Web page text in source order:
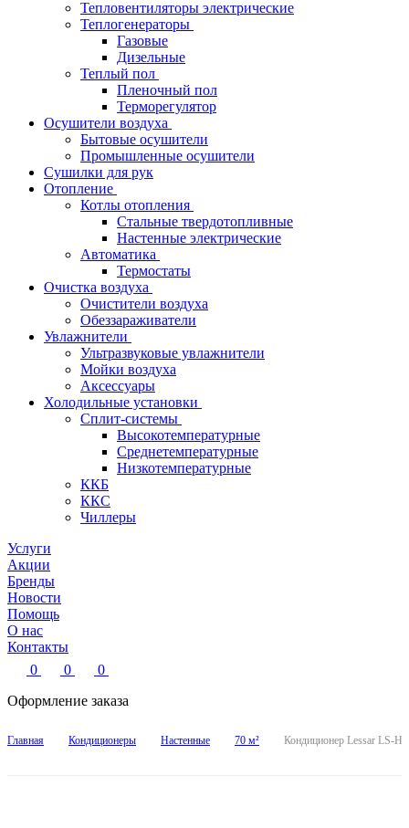
Тепловентиляторы электрические
Теплогенераторы
Газовые
Дизельные
Теплый пол
Пленочный пол
Терморегулятор
Осушители воздуха
Бытовые осушители
Промышленные осушители
Сушилки для рук
Отопление
Котлы отопления
Стальные твердотопливные
Настенные электрические
Автоматика
Термостаты
Очистка воздуха
Очистители воздуха
Обеззараживатели
Увлажнители
Ультразвуковые увлажнители
Мойки воздуха
Аксессуары
Холодильные установки
Сплит-системы
Высокотемпературные
Среднетемпературные
Низкотемпературные
ККБ
ККС
Чиллеры
Услуги
Акции
Бренды
Новости
Помощь
О нас
Контакты
0
0
0
Оформление заказа
Главная Кондиционеры Настенные 70 м² Кондиционер Lessar LS-